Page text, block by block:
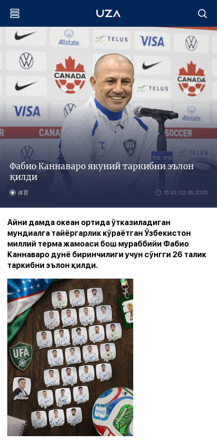
Фабио Каннаваро якуний таркибни эълон
қилди
体育 15:30 / 02.06.2026
Айни дамда океан ортида ўтказиладиган
мундиалга тайёргарлик кўраётган Ўзбекистон
миллий терма жамоаси бош мураббийи Фабио
Каннаваро дунё биринчилиги учун сўнгги 26 талик
таркибни эълон қилди.